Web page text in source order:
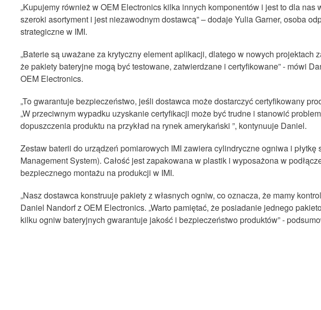
„Kupujemy również w OEM Electronics kilka innych komponentów i jest to dla nas
szeroki asortyment i jest niezawodnym dostawcą” – dodaje Yulia Garner, osoba
strategiczne w IMI.
„Baterie są uważane za krytyczny element aplikacji, dlatego w nowych projektach
że pakiety bateryjne mogą być testowane, zatwierdzane i certyfikowane” - mówi
OEM Electronics.
„To gwarantuje bezpieczeństwo, jeśli dostawca może dostarczyć certyfikowany
„W przeciwnym wypadku uzyskanie certyfikacji może być trudne i stanowić
dopuszczenia produktu na przykład na rynek amerykański ”, kontynuuje Daniel.
Zestaw baterii do urządzeń pomiarowych IMI zawiera cylindryczne ogniwa i płytkę
Management System). Całość jest zapakowana w plastik i wyposażona w
bezpiecznego montażu na produkcji w IMI.
„Nasz dostawca konstruuje pakiety z własnych ogniw, co oznacza, że mamy
Daniel Nandorf z OEM Electronics. „Warto pamiętać, że posiadanie jednego
kilku ogniw bateryjnych gwarantuje jakość i bezpieczeństwo produktów” -